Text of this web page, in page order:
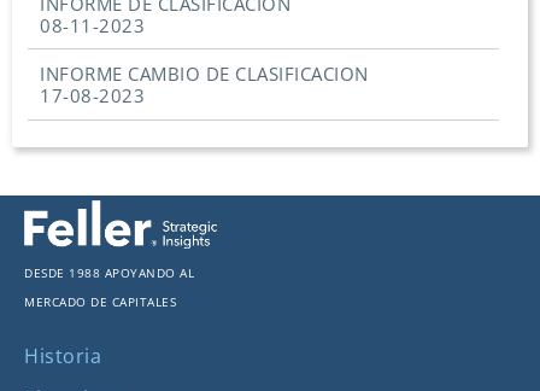
08-11-2023
INFORME CAMBIO DE CLASIFICACION
17-08-2023
Desde 1988 apoyando al
mercado de capitales
Historia